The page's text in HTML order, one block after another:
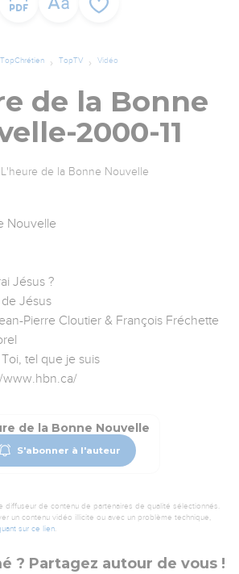
TopChrétien TopTV Vidéo
de la Bonne
2000-11
L'heure de la Bonne Nouvelle
Nouvelle
Jésus ?
Jésus
Pierre Cloutier & François Fréchette
tel que je suis
www.hbn.ca/
de la Bonne Nouvelle
S'abonner à l'auteur
diffuseur de contenu de partenaires de qualité sélectionnés.
un contenu vidéo illicite ou avec un problème technique,
sur ce lien.
? Partagez autour de vous !